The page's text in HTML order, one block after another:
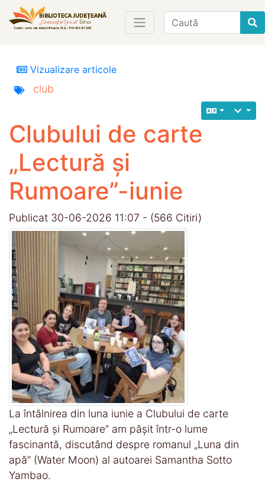
Find
Vizualizare articole
club
Clubului de carte
„Lectură și
Rumoare”-iunie
Publicat 30-06-2026 11:07 - (566 Citiri)
La întâlnirea din luna iunie a Clubului de carte
„Lectură și Rumoare” am pășit într-o lume
fascinantă, discutând despre romanul „Luna din
apă” (Water Moon) al autoarei Samantha Sotto
Yambao.